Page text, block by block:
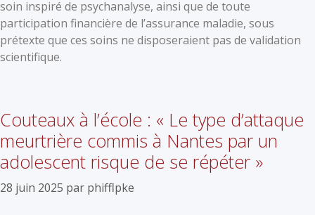
soin inspiré de psychanalyse, ainsi que de toute
participation financière de l’assurance maladie, sous
prétexte que ces soins ne disposeraient pas de validation
scientifique.
Couteaux à l’école : « Le type d’attaque
meurtrière commis à Nantes par un
adolescent risque de se répéter »
28 juin 2025 par phifflpke